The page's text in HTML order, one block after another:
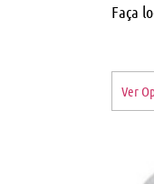
Faça
Ver